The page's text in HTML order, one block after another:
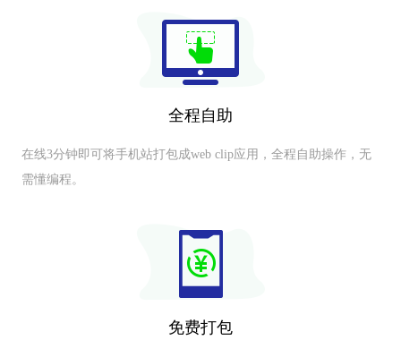
全程自助
在线3分钟即可将手机站打包成web clip应用，全程自助操作，无
需懂编程。
免费打包